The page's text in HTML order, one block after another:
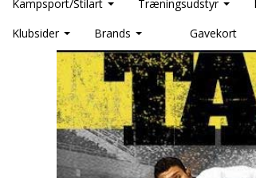
Kampsport/Stilart Træningsudstyr
Klubsider
Brands Gavekort